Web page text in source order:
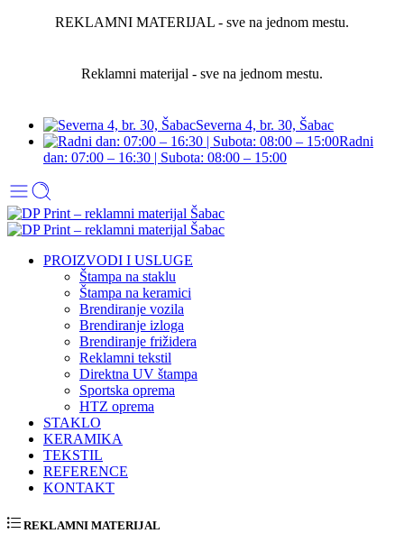
REKLAMNI MATERIJAL - sve na jednom mestu.
Reklamni materijal - sve na jednom mestu.
Severna 4, br. 30, Šabac
Radni
dan: 07:00 – 16:30 | Subota: 08:00 – 15:00
PROIZVODI I USLUGE
Štampa na staklu
Štampa na keramici
Brendiranje vozila
Brendiranje izloga
Brendiranje frižidera
Reklamni tekstil
Direktna UV štampa
Sportska oprema
HTZ oprema
STAKLO
KERAMIKA
TEKSTIL
REFERENCE
KONTAKT
REKLAMNI MATERIJAL